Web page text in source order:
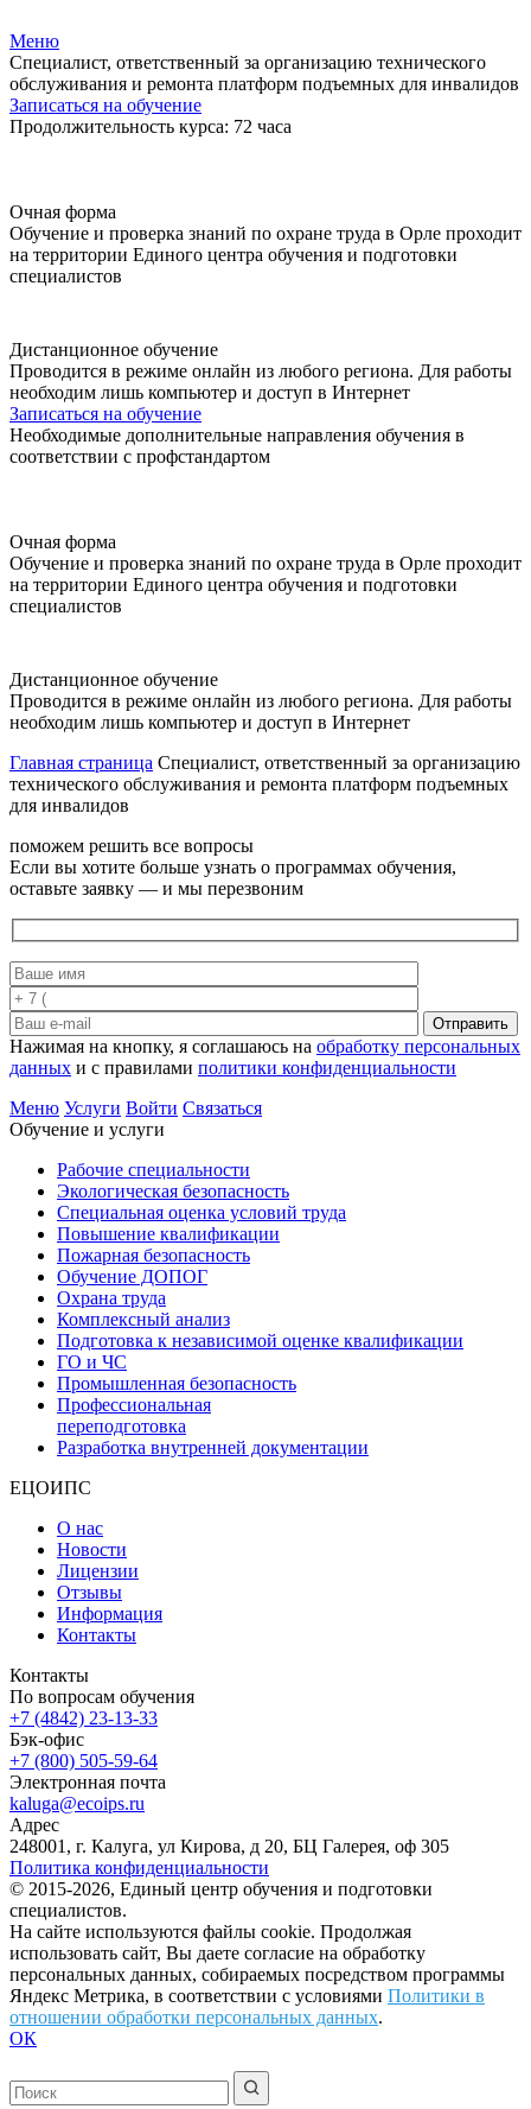
Меню
Специалист, ответственный за организацию технического
обслуживания и ремонта платформ подъемных для инвалидов
Записаться на обучение
Продолжительность курса: 72 часа
Очная форма
Обучение и проверка знаний по охране труда в Орле проходит
на территории Единого центра обучения и подготовки
специалистов
Дистанционное обучение
Проводится в режиме онлайн из любого региона. Для работы
необходим лишь компьютер и доступ в Интернет
Записаться на обучение
Необходимые дополнительные направления обучения в
соответствии с профстандартом
Очная форма
Обучение и проверка знаний по охране труда в Орле проходит
на территории Единого центра обучения и подготовки
специалистов
Дистанционное обучение
Проводится в режиме онлайн из любого региона. Для работы
необходим лишь компьютер и доступ в Интернет
Главная страница Специалист, ответственный за организацию
технического обслуживания и ремонта платформ подъемных
для инвалидов
поможем решить все вопросы
Если вы хотите больше узнать о программах обучения,
оставьте заявку — и мы перезвоним
Отправить
Нажимая на кнопку, я соглашаюсь на обработку персональных
данных и с правилами политики конфиденциальности
Меню Услуги Войти Связаться
Обучение и услуги
Рабочие специальности
Экологическая безопасность
Специальная оценка условий труда
Повышение квалификации
Пожарная безопасность
Обучение ДОПОГ
Охрана труда
Комплексный анализ
Подготовка к независимой оценке квалификации
ГО и ЧС
Промышленная безопасность
Профессиональная
переподготовка
Разработка внутренней документации
ЕЦОИПС
О нас
Новости
Лицензии
Отзывы
Информация
Контакты
Контакты
По вопросам обучения
+7 (4842) 23-13-33
Бэк-офис
+7 (800) 505-59-64
Электронная почта
kaluga@ecoips.ru
Адрес
248001, г. Калуга, ул Кирова, д 20, БЦ Галерея, оф 305
Политика конфиденциальности
© 2015-2026, Единый центр обучения и подготовки
специалистов.
На сайте используются файлы cookie. Продолжая
использовать сайт, Вы даете согласие на обработку
персональных данных, собираемых посредством программы
Яндекс Метрика, в соответствии с условиями Политики в
отношении обработки персональных данных.
ОК